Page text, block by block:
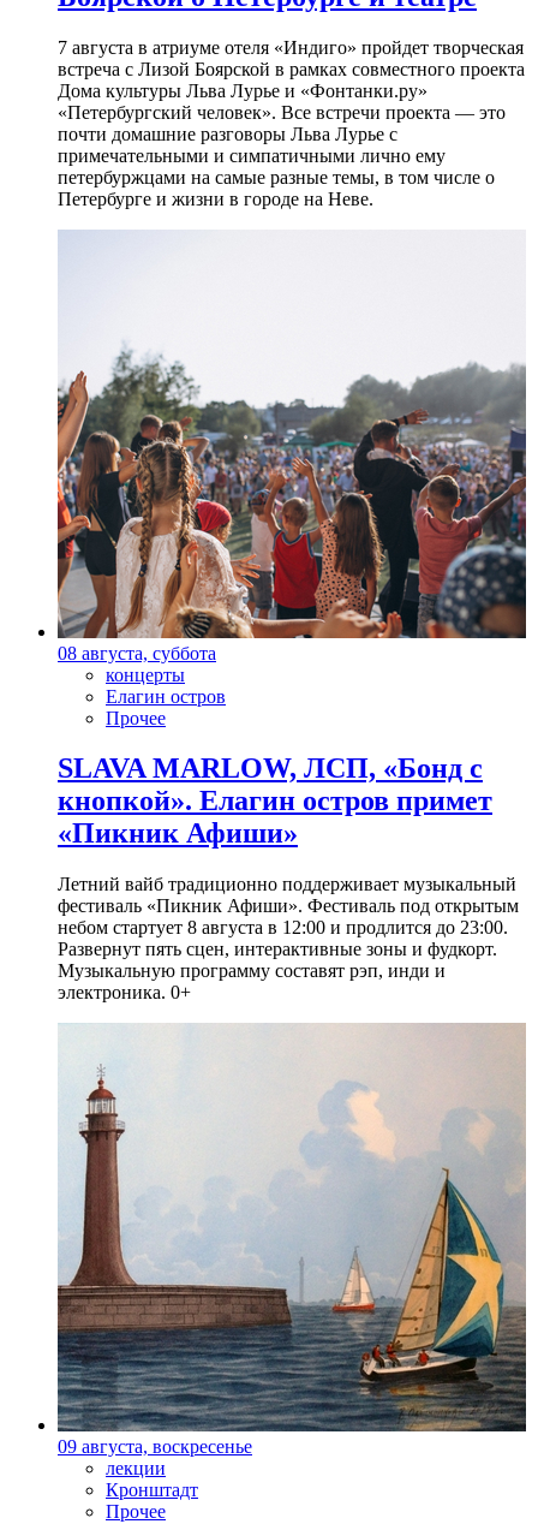
7 августа в атриуме отеля «Индиго» пройдет творческая
встреча с Лизой Боярской в рамках совместного проекта
Дома культуры Льва Лурье и «Фонтанки.ру»
«Петербургский человек». Все встречи проекта — это
почти домашние разговоры Льва Лурье с
примечательными и симпатичными лично ему
петербуржцами на самые разные темы, в том числе о
Петербурге и жизни в городе на Неве.
08 августа, суббота
концерты
Елагин остров
Прочее
SLAVA MARLOW, ЛСП, «Бонд с
кнопкой». Елагин остров примет
«Пикник Афиши»
Летний вайб традиционно поддерживает музыкальный
фестиваль «Пикник Афиши». Фестиваль под открытым
небом стартует 8 августа в 12:00 и продлится до 23:00.
Развернут пять сцен, интерактивные зоны и фудкорт.
Музыкальную программу составят рэп, инди и
электроника. 0+
09 августа, воскресенье
лекции
Кронштадт
Прочее